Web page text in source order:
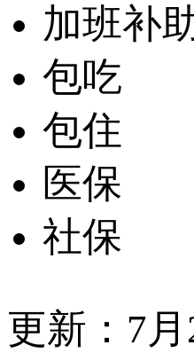
加班补
包吃
包住
医保
社保
更新：7月